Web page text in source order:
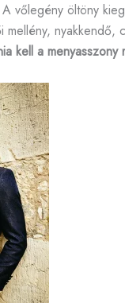
vőlegény öltöny
nyakkendő,
kell a menyasszony